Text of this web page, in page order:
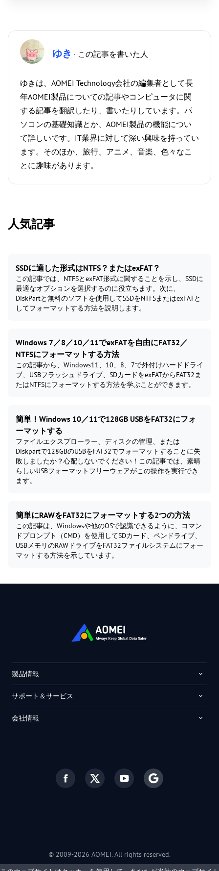
ゆき · この記事を書いた人
ゆきは、AOMEI Technology会社の編集者として長
年AOMEI製品についての記事やコンピュータに関
する記事を翻訳したり、書いたりしています。パ
ソコンの基礎知識とか、AOMEI製品の機能につい
て詳しいです。IT業界に対して深い興味を持ってい
ます。そのほか、旅行、アニメ、音楽、色々なこ
とに趣味があります。
人気記事
SSDに適した形式はNTFS？またはexFAT？
この記事では、NTFSとexFAT形式に関することを示し、SSDに
最適なオプションを選択するのに役立ちます。次に、
DiskPartと無料のソフトを使用してSSDをNTFSまたはexFATと
してフォーマットする方法を説明します。
Windows 7／8／10／11でexFATを自由にFAT32／
NTFSにフォーマットする方法
この記事から、Windows11、10、8、7で外付けハードドライ
ブ、USBフラッシュドライブ、SDカードをexFATからFAT32ま
たはNTFSにフォーマットする方法を学ぶことができます。
簡単！Windows 10／11で128GB USBをFAT32にフォ
ーマットする
ファイルエクスプローラー、ディスクの管理、または
Diskpartで128GBのUSBをFAT32でフォーマットすることに失
敗しましたか？心配しないでください！この記事では、素晴
らしいUSBフォーマットフリーウェアがこの操作を実行でき
ます。
簡単にRAWをFAT32にフォーマットする2つの方法
この記事は、Windowsや他のOSで認識できるように、コマン
ドプロンプト（CMD）を使用してSDカード、ペンドライブ、
USBメモリのRAWドライブをFAT32ファイルシステムにフォー
マットする方法を示しています。
製品情報
サポート＆サービス
会社情報
© 2009-2026 AOMEI. All rights reserved.
プライバシーポリシー
| 利用規約